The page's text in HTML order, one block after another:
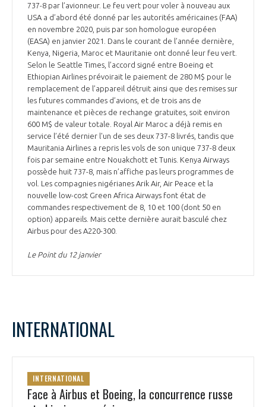
737-8 par l’avionneur. Le feu vert pour voler à nouveau aux
USA a d’abord été donné par les autorités américaines (FAA)
en novembre 2020, puis par son homologue européen
(EASA) en janvier 2021. Dans le courant de l’année dernière,
Kenya, Nigeria, Maroc et Mauritanie ont donné leur feu vert.
Selon le Seattle Times, l’accord signé entre Boeing et
Ethiopian Airlines prévoirait le paiement de 280 M$ pour le
remplacement de l’appareil détruit ainsi que des remises sur
les futures commandes d’avions, et de trois ans de
maintenance et pièces de rechange gratuites, soit environ
600 M$ de valeur totale. Royal Air Maroc a déjà remis en
service l’été dernier l'un de ses deux 737-8 livrés, tandis que
Mauritania Airlines a repris les vols de son unique 737-8 deux
fois par semaine entre Nouakchott et Tunis. Kenya Airways
possède huit 737-8, mais n’affiche pas leurs programmes de
vol. Les compagnies nigérianes Arik Air, Air Peace et la
nouvelle low-cost Green Africa Airways font état de
commandes respectivement de 8, 10 et 100 (dont 50 en
option) appareils. Mais cette dernière aurait basculé chez
Airbus pour des A220-300.
Le Point du 12 janvier
INTERNATIONAL
INTERNATIONAL
Face à Airbus et Boeing, la concurrence russe